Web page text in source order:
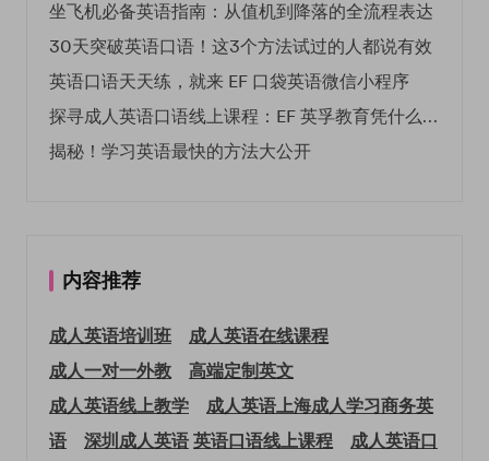
坐飞机必备英语指南：从值机到降落的全流程表达
30天突破英语口语！这3个方法试过的人都说有效
英语口语天天练，就来 EF 口袋英语微信小程序
探寻成人英语口语线上课程：EF 英孚教育凭什么领航
揭秘！学习英语最快的方法大公开
内容推荐
成人英语培训班
成人英语在线课程
成人一对一外教
高端定制英文
成人英语线上教学
成人英语上海成人学习商务英
语
深圳成人英语英语口语线上课程
成人英语口